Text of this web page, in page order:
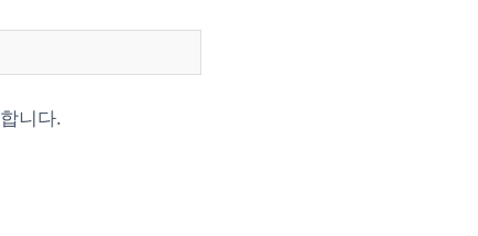
니다.